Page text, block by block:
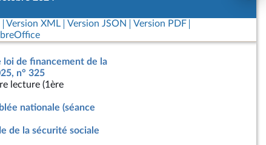
Version XML Version JSON
Version PDF
loi de financement de la
n° 325
lecture (1ère
nationale (séance
de la sécurité sociale